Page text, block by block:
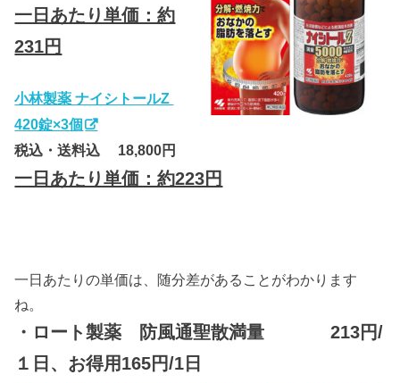
一日あたり単価：約
231円
小林製薬 ナイシトールZ
420錠×3個
税込・送料込 18,800円
一日あたり単価：約223円
一日あたりの単価は、随分差があることがわかります
ね。
・ロート製薬 防風通聖散満量 213円/
１日、お得用165円/1日